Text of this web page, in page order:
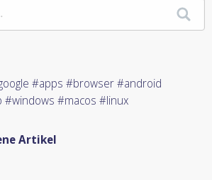
#apps #browser #android
#macos #linux
Artikel